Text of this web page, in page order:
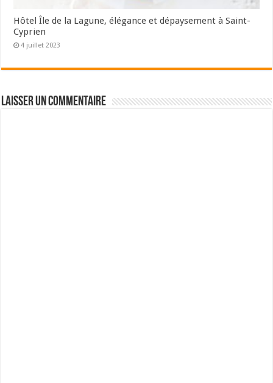
Hôtel Île de la Lagune, élégance et dépaysement à Saint-
Cyprien
4 juillet 2023
Laisser un commentaire